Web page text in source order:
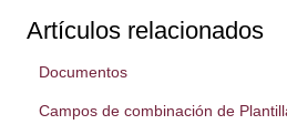
Artículos relacionados
Documentos
Campos de combinación de